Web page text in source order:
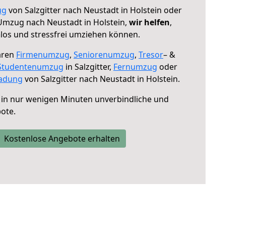
von Salzgitter nach Neustadt in Holstein oder
nach Neustadt in Holstein, wir helfen,
und stressfrei umziehen können.
Firmenumzug, Seniorenumzug, Tresor– &
in Salzgitter, Fernumzug oder
von Salzgitter nach Neustadt in Holstein.
in nur wenigen Minuten unverbindliche und
Kostenlose Angebote erhalten